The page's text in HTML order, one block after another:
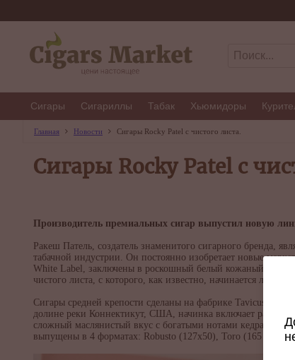
Сигары Сигариллы Табак Хьюмидоры
Главная Новости Сигары Rocky Patel с чистого листа.
Сигары Rocky Patel с
Производитель премиальных сигар выпустил новую
Ракеш Патель, создатель знаменитого сигарного бренда,
табачной индустрии. Он постоянно изобретает новые
White Label, заключены в роскошный белый кожаный
чистого листа, с которого, как известно, начинается любое
Сигары средней крепости сделаны на фабрике Tavicusa в
долине реки Коннектикут, США, начинка включает
сложный маслянистый вкус с богатыми нотами кедра и
выпущены в 4 форматах: Robusto (127x50), Toro (165 x52),